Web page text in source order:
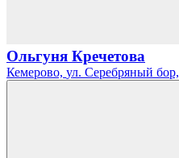
Ольгуня Кречетова
Кемерово, ул. Серебряный бор,